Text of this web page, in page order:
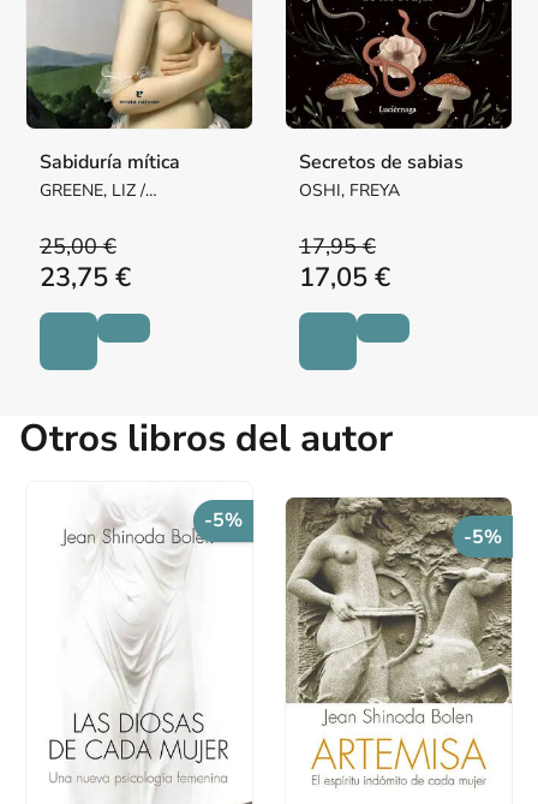
Sabiduría mítica
GREENE, LIZ /
JULIET
25,00 €
23,75 €
Secretos de sabias
OSHI, FREYA
17,95 €
17,05 €
Otros libros del autor
-5%
-5%